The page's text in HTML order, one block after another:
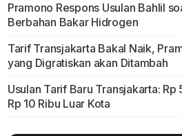
Pramono Respons Usulan Bahlil
Berbahan Bakar Hidrogen
Tarif Transjakarta Bakal Naik,
yang Digratiskan akan Ditambah
Usulan Tarif Baru Transjakarta:
Rp 10 Ribu Luar Kota